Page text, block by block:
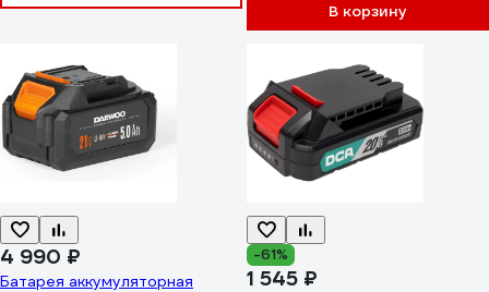
В корзину
4 990 ₽
Батарея аккумуляторная
-61%
1 545 ₽